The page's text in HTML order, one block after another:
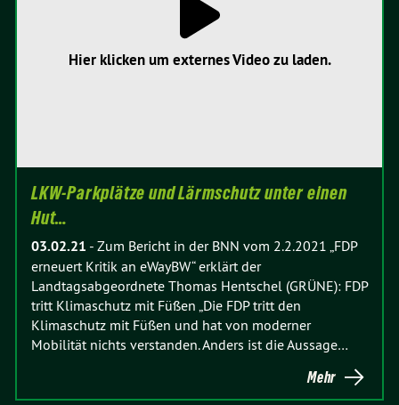
LKW-Parkplätze und Lärmschutz unter einen
Hut…
03.02.21 - Zum Bericht in der BNN vom 2.2.2021 „FDP
erneuert Kritik an eWayBW“ erklärt der
Landtagsabgeordnete Thomas Hentschel (GRÜNE): FDP
tritt Klimaschutz mit Füßen „Die FDP tritt den
Klimaschutz mit Füßen und hat von moderner
Mobilität nichts verstanden. Anders ist die Aussage…
Mehr
Hier klicken um externes Video zu laden.